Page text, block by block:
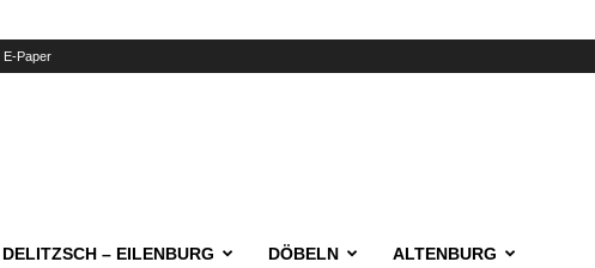
E-Paper
DELITZSCH – EILENBURG DÖBELN ALTENBURG